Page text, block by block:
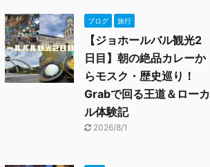
ブログ 旅行
【ジョホールバル観光2
日目】朝の絶品カレーか
らモスク・歴史巡り！
Grabで回る王道＆ローカ
ル体験記
2026/8/1